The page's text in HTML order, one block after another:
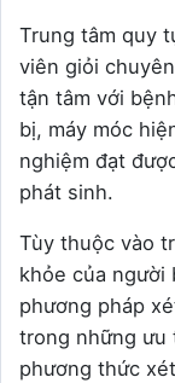
Trung tâm quy
viên giỏi
tận tâm với
bị, máy móc
nghiệm đạt
phát sinh.
Tùy thuộc vào
khỏe của người
phương pháp
trong những ưu
phương thức